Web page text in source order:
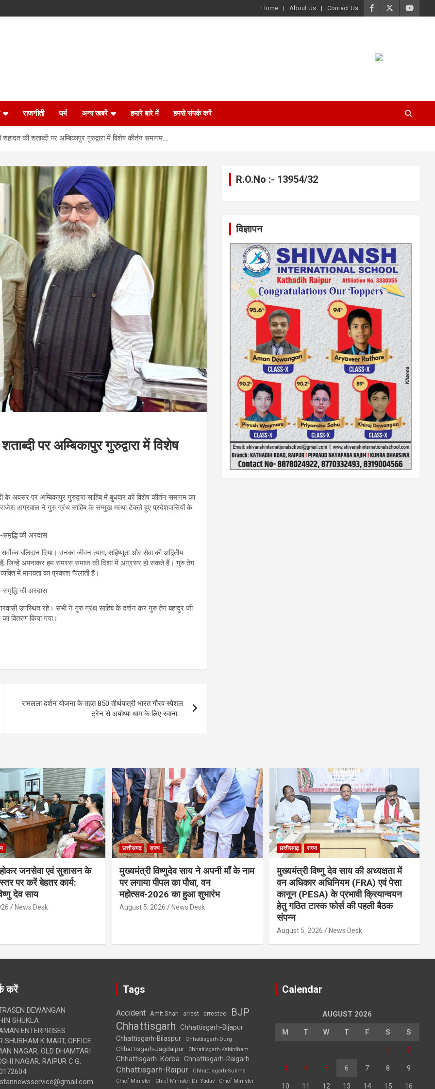
Home About Us Contact Us
राजनीती धर्म अन्य खबरें हमारे बारे में हमसे संपर्क करें
की शताब्दी पर अम्बिकापुर गुरुद्वारा में विशेष कीर्तन समागम….
पर अम्बिकापुर गुरुद्वारा में विशेष
अवसर पर अम्बिकापुर गुरुद्वारा साहिब में बुधवार को विशेष कीर्तन समागम का
अग्रवाल ने गुरु ग्रंथ साहिब के सम्मुख मत्था टेकते हुए प्रदेशवासियों के
बलिदान दिया। उनका जीवन त्याग, सहिष्णुता और सेवा की अद्वितीय
जिन्हें अपनाकर हम समरस समाज की दिशा में अग्रसर हो सकते हैं। गुरु तेग
में मानवता का प्रकाश फैलाती हैं।
उपस्थित रहे। सभी ने गुरु ग्रंथ साहिब के दर्शन कर गुरु तेग बहादुर जी
वितरण किया गया।
रामलला दर्शन योजना के तहत 850 तीर्थयात्री भारत गौरव स्पेशल
ट्रेन से अयोध्या धाम के लिए रवाना….
R.O.No :- 13954/32
विज्ञापन
होकर जनसेवा एवं सुशासन के
पर करें बेहतर कार्य:
देव साय
News Desk
छत्तीसगढ़ राज्य
मुख्यमंत्री विष्णुदेव साय ने अपनी माँ के नाम
पर लगाया पीपल का पौधा, वन
महोत्सव-2026 का हुआ शुभारंभ
August 5, 2026 News Desk
छत्तीसगढ़ राज्य
मुख्यमंत्री विष्णु देव साय की अध्यक्षता में
वन अधिकार अधिनियम (FRA) एवं पेसा
कानून (PESA) के प्रभावी क्रियान्वयन
हेतु गठित टास्क फोर्स की पहली बैठक
संपन्न
August 5, 2026 News Desk
करें
DEWANGAN
SHUKLA
ENTERPRISES
SHUBHAM K MART, OFFICE
NAGAR, OLD DHAMTARI
NAGAR, RAIPUR C.G.
Tags
Accident Amit Shah arrest arrested BJP
Chhattisgarh
Chhattisgarh-Bijapur
Chhattisgarh-Bilaspur
Chhattisgarh-Durg
Chhattisgarh-Jagdalpur Chhattisgarh-Kabirdham
Chhattisgarh-Korba Chhattisgarh-Raigarh
Chhattisgarh-Raipur
Chhattisgarh-Sukma
Chief Minister
Chief Minister Dr. Yadav Chief Minister
Calendar
AUGUST 2026
M T W T F S S
1 2
3 4 5 6 7 8 9
10 11 12 13 14 15 16